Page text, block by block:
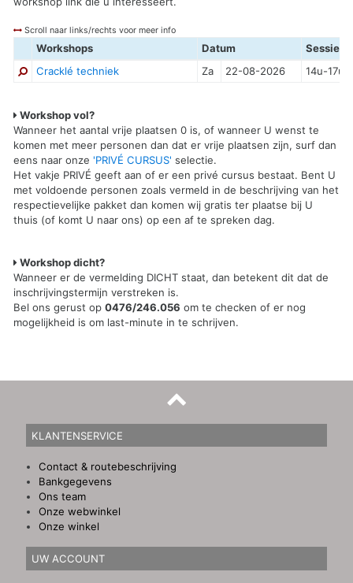
Scroll naar links/rechts voor meer info
Workshops Datum
Sessie
Cracklé techniek
Za 22-08-2026 14u-17u
Workshop vol?
Wanneer het aantal vrije plaatsen 0 is, of wanneer U wenst te
komen met meer personen dan dat er vrije plaatsen zijn, surf dan
eens naar onze 'PRIVÉ CURSUS' selectie.
Het vakje PRIVÉ geeft aan of er een privé cursus bestaat. Bent U
met voldoende personen zoals vermeld in de beschrijving van het
respectievelijke pakket dan komen wij gratis ter plaatse bij U
thuis (of komt U naar ons) op een af te spreken dag.
Workshop dicht?
Wanneer er de vermelding DICHT staat, dan betekent dit dat de
inschrijvingstermijn verstreken is.
Bel ons gerust op0476/246.056 om te checken of er nog
mogelijkheid is om last-minute in te schrijven.
KLANTENSERVICE
Contact & routebeschrijving
Bankgegevens
Ons team
Onze webwinkel
Onze winkel
UW ACCOUNT